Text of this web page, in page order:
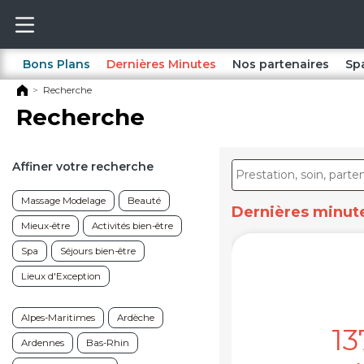
Bons Plans Dernières Minutes Nos partenaires
Recherche
Recherche
Affiner votre recherche
Massage Modelage Beauté
Mieux-être Activités bien-être
Spa Séjours bien-être
Lieux d'Exception
Alpes-Maritimes Ardèche
Ardennes Bas-Rhin
Dernières